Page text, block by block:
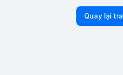
Quay lại